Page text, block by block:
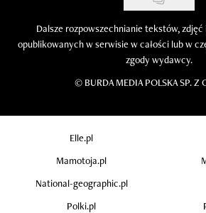
Dalsze rozpowszechnianie tekstów,
opublikowanych w serwisie w całości lub w
zgody wydawcy.
© BURDA MEDIA POLSKA SP. Z
Elle.pl
Mamotoja.pl
National-geographic.pl
Polki.pl